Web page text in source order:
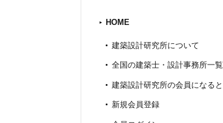
HOME
建築設計研究所について
全国の建築士・設計事務所一覧
建築設計研究所の会員になると
新規会員登録